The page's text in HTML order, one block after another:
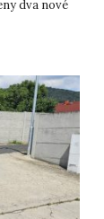
dva nové